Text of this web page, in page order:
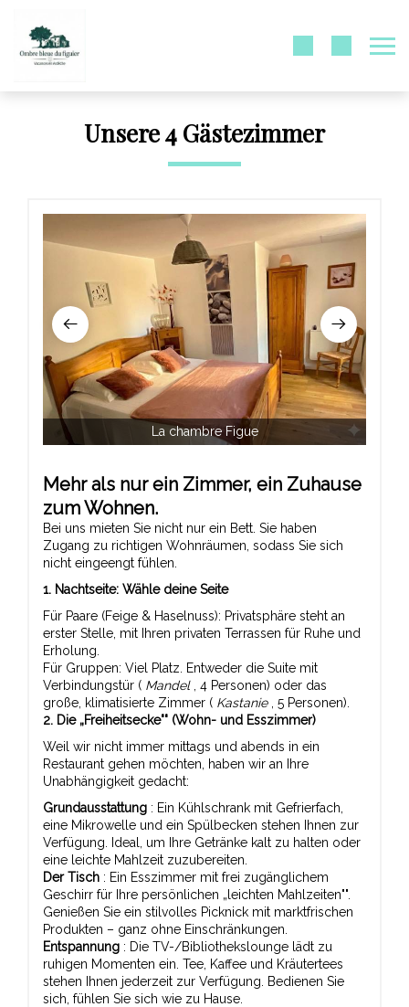
Unsere 4 Gästezimmer
La chambre Figue
Mehr als nur ein Zimmer, ein Zuhause
zum Wohnen.
Bei uns mieten Sie nicht nur ein Bett. Sie haben
Zugang zu richtigen Wohnräumen, sodass Sie sich
nicht eingeengt fühlen.
1. Nachtseite: Wähle deine Seite
Für Paare (Feige & Haselnuss): Privatsphäre steht an
erster Stelle, mit Ihren privaten Terrassen für Ruhe und
Erholung.
Für Gruppen: Viel Platz. Entweder die Suite mit
Verbindungstür ( Mandel, 4 Personen) oder das
große, klimatisierte Zimmer ( Kastanie, 5 Personen).
2. Die „Freiheitsecke"" (Wohn- und Esszimmer)
Weil wir nicht immer mittags und abends in ein
Restaurant gehen möchten, haben wir an Ihre
Unabhängigkeit gedacht:
Grundausstattung : Ein Kühlschrank mit Gefrierfach,
eine Mikrowelle und ein Spülbecken stehen Ihnen zur
Verfügung. Ideal, um Ihre Getränke kalt zu halten oder
eine leichte Mahlzeit zuzubereiten.
Der Tisch : Ein Esszimmer mit frei zugänglichem
Geschirr für Ihre persönlichen „leichten Mahlzeiten"".
Genießen Sie ein stilvolles Picknick mit marktfrischen
Produkten – ganz ohne Einschränkungen.
Entspannung : Die TV-/Bibliothekslounge lädt zu
ruhigen Momenten ein. Tee, Kaffee und Kräutertees
stehen Ihnen jederzeit zur Verfügung. Bedienen Sie
sich, fühlen Sie sich wie zu Hause.